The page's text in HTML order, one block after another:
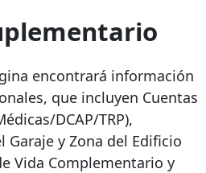
encontrará información
que incluyen Cuentas
DCAP/TRP),
Garaje y Zona del Edificio
Vida Complementario y